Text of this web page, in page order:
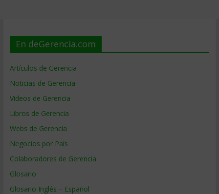
En deGerencia.com
Artículos de Gerencia
Noticias de Gerencia
Videos de Gerencia
Libros de Gerencia
Webs de Gerencia
Negocios por País
Colaboradores de Gerencia
Glosario
Glosario Inglés – Español